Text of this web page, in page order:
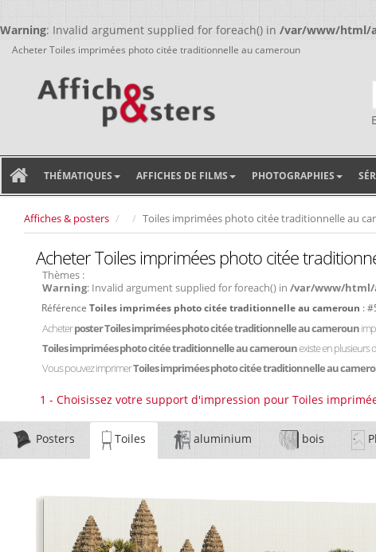
Warning: Invalid argument supplied for foreach() in /var/www/html/
Acheter Toiles imprimées photo citée traditionnelle au cameroun
THÉMATIQUES AFFICHES DE FILMS PHOTOGRAPHIES
Affiches & posters Toiles imprimées photo citée traditionnelle au
Acheter Toiles imprimées photo citée
Thèmes :
Warning: Invalid argument supplied for foreach() in /var/www/html/
Référence Toiles imprimées photo citée traditionnelle au cameroun :
Acheterposter Toiles imprimées photo citée traditionnelle au cameroun
Toiles imprimées photo citée traditionnelle au camerounexiste en plusieurs
Vous pouvez imprimerToiles imprimées photo citée traditionnelle au
1 - Choisissez votre support d'impression pour Toiles
Posters Toiles aluminium bois